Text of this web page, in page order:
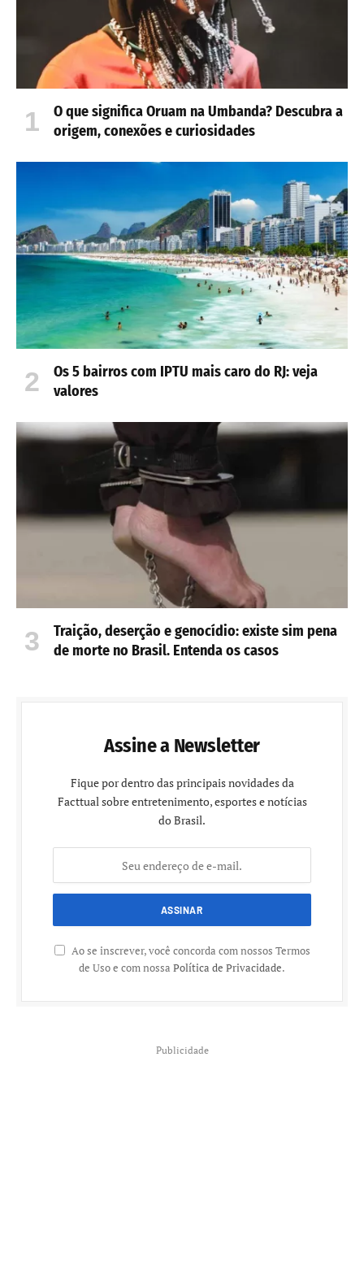
O que significa Oruam na Umbanda? Descubra a
origem, conexões e curiosidades
Os 5 bairros com IPTU mais caro do RJ: veja
valores
Traição, deserção e genocídio: existe sim pena
de morte no Brasil. Entenda os casos
Assine a Newsletter
Fique por dentro das principais novidades da
Facttual sobre entretenimento, esportes e notícias
do Brasil.
Ao se inscrever, você concorda com nossos Termos
de Uso e com nossa Política de Privacidade.
Publicidade